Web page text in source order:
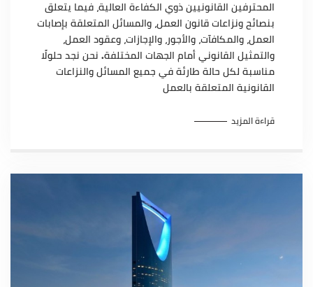
المحترفين القانونيين ذوي الكفاءة العالية، فيما يتعلق
بنصائح ونزاعات قانون العمل، والمسائل المتعلقة بإصابات
العمل، والمكافآت، والأجور، والإجازات، وعقود العمل،
والتمثيل القانوني أمام الجهات المختلفة. نحن نجد حلولًا
مناسبة لكل حالة طارئة في جميع المسائل والنزاعات
القانونية المتعلقة بالعمل
قراءة المزيد